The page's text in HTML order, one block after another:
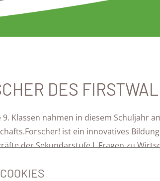
DES
9. Klassen nahmen in diesem Schuljahr
ist ein innovatives
der Sekundarstufe I. Fragen zu
haben sich im Rahmen